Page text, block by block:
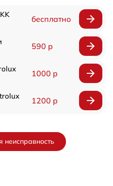
бесплатно
590 р
1000 р
1200 р
неисправность